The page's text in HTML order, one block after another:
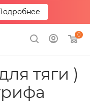
0
тяги )